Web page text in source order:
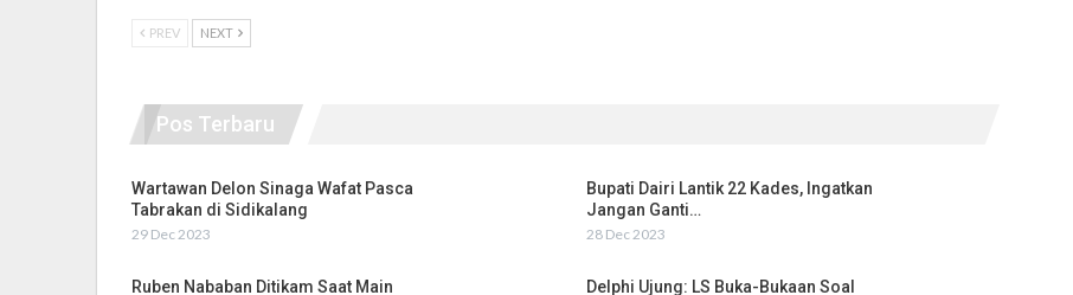
PREV NEXT
Pos Terbaru
Wartawan Delon Sinaga Wafat Pasca
Tabrakan di Sidikalang
29 Dec 2023
Bupati Dairi Lantik 22 Kades, Ingatkan
Jangan Ganti…
28 Dec 2023
Ruben Nababan Ditikam Saat Main
Delphi Ujung: LS Buka-Bukaan Soal